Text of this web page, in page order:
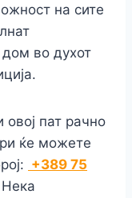
на сите
дом во духот
пат рачно
ќе можете
+389 75